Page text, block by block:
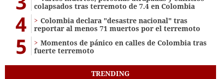
colapsados tras terremoto de 7.4 en Colombia
4
Colombia declara "desastre nacional" tras
reportar al menos 71 muertos por el terremoto
5
Momentos de pánico en calles de Colombia tras
fuerte terremoto
TRENDING